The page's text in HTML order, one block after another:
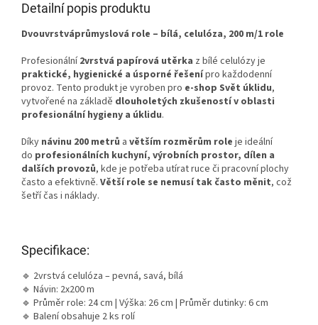
Detailní popis produktu
Dvouvrstváprůmyslová role – bílá, celulóza, 200 m/1 role
Profesionální 2vrstvá papírová utěrka z bílé celulózy je
praktické, hygienické a úsporné řešenípro každodenní
provoz. Tento produkt je vyroben pro e-shop Svět úklidu,
vytvořené na základě dlouholetých zkušeností v oblasti
profesionální hygieny a úklidu.
Díky návinu 200 metrů a větším rozměrům role je ideální
do profesionálních kuchyní, výrobních prostor, dílen a
dalších provozů, kde je potřeba utírat ruce či pracovní plochy
často a efektivně. Větší role se nemusí tak často měnit, což
šetří čas i náklady.
Specifikace:
🔹 2vrstvá celulóza – pevná, savá, bílá
🔹 Návin: 2x200 m
🔹 Průměr role: 24 cm | Výška: 26 cm | Průměr dutinky: 6 cm
🔹 Balení obsahuje 2 ks rolí